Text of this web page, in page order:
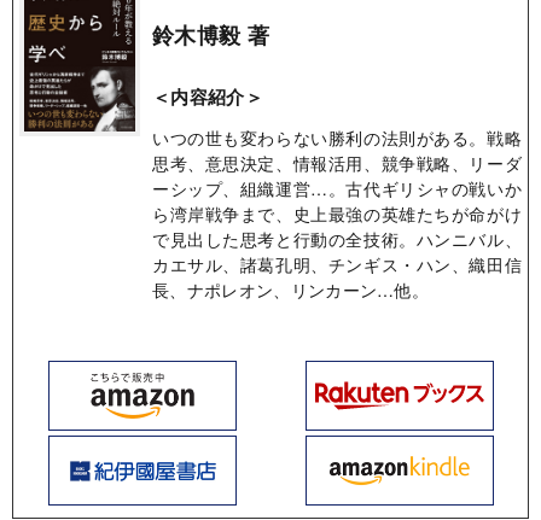
鈴木博毅 著
＜内容紹介＞
いつの世も変わらない勝利の法則がある。戦略
思考、意思決定、情報活用、競争戦略、リーダ
ーシップ、組織運営…。古代ギリシャの戦いか
ら湾岸戦争まで、史上最強の英雄たちが命がけ
で見出した思考と行動の全技術。ハンニバル、
カエサル、諸葛孔明、チンギス・ハン、織田信
長、ナポレオン、リンカーン…他。